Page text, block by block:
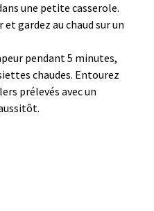
une petite casserole.
gardez au chaud sur un
pendant 5 minutes,
chaudes. Entourez
prélevés avec un